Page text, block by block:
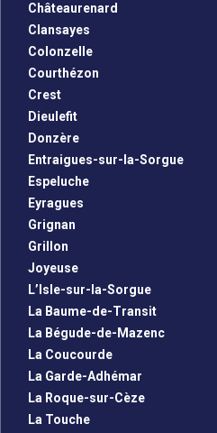
Châteaurenard
Clansayes
Colonzelle
Courthézon
Crest
Dieulefit
Donzère
Entraigues-sur-la-Sorgue
Espeluche
Eyragues
Grignan
Grillon
Joyeuse
L’Isle-sur-la-Sorgue
La Baume-de-Transit
La Bégude-de-Mazenc
La Coucourde
La Garde-Adhémar
La Roque-sur-Cèze
La Touche